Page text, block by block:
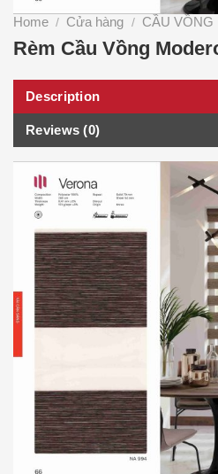
Home / Cửa hàng / CẦU VỒNG
Rèm Cầu Vồng
Description
Reviews (0)